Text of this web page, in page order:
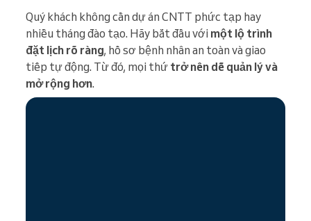
Quý khách không cần dự án CNTT phức tạp hay
nhiều tháng đào tạo. Hãy bắt đầu với một lộ trình
đặt lịch rõ ràng, hồ sơ bệnh nhân an toàn và giao
tiếp tự động. Từ đó, mọi thứ trở nên dễ quản lý và
mở rộng hơn.